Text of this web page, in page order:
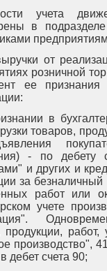
учета
в
от
розничной
ее признания
в
товаров,
- по дебету
и других и
за
работ или
учете
продукции, работ,
производство",
дебет счета 90;